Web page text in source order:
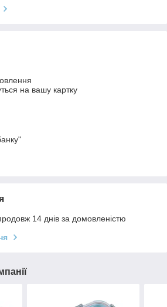
на вашу картку
14 днів за домовленістю